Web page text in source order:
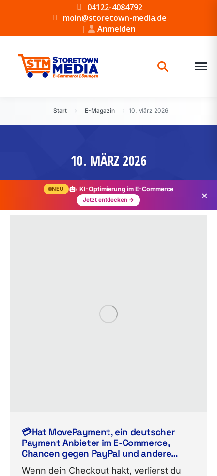
04122-4084792
moin@storetown-media.de
|
Anmelden
Start › E-Magazin › 10. März 2026
NEU KI-Optimierung im E-Commerce
Jetzt entdecken → ×
10. MÄRZ 2026
💳Hat MovePayment, ein deutscher
Payment Anbieter im E-Commerce,
Chancen gegen PayPal und andere
Provider?🔐
Wenn dein Checkout hakt, verlierst du